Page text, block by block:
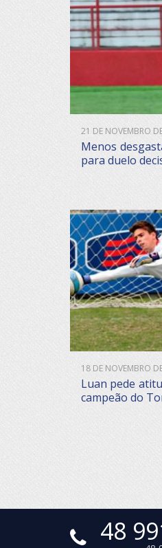
21 DE NOVEMBRO
Menos
para duelo
18 DE NOVEMBRO
Luan pede
campeão do
48